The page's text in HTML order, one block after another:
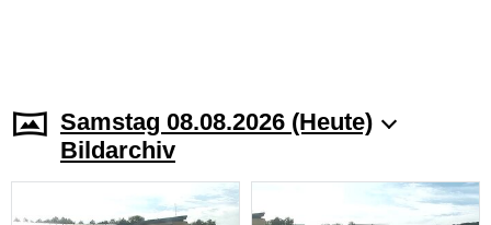
Samstag 08.08.2026 (Heute)
Bildarchiv